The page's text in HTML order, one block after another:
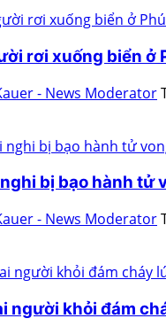
rơi xuống biển ở
- News Moderator
bị bạo hành tử
- News Moderator
người khỏi đám